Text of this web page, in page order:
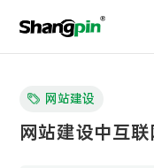
网站建设
网站建设中互